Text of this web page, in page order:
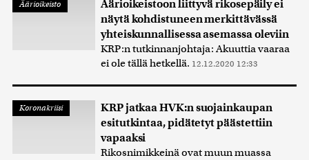
Äärioikeisto
Äärioikeistoon liittyvä rikosepäily ei
näytä kohdistuneen merkittävässä
yhteiskunnallisessa asemassa oleviin
KRP:n tutkinnanjohtaja: Akuuttia vaaraa
ei ole tällä hetkellä. 12.12.2020 12:33
Koronakriisi
KRP jatkaa HVK:n suojainkaupan
esitutkintaa, pidätetyt päästettiin
vapaaksi
Rikosnimikkeinä ovat muun muassa